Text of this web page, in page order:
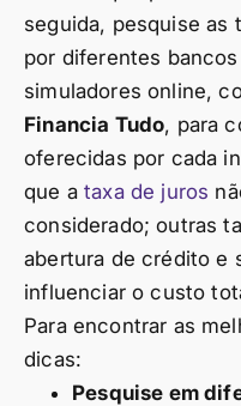
seguida, pesquise as
por diferentes
simuladores online,
Financia Tudo, para
oferecidas por cada
que ataxa de juros
considerado; outras
abertura de crédito e
influenciar o custo
Para encontrar as
dicas:
Pesquise em